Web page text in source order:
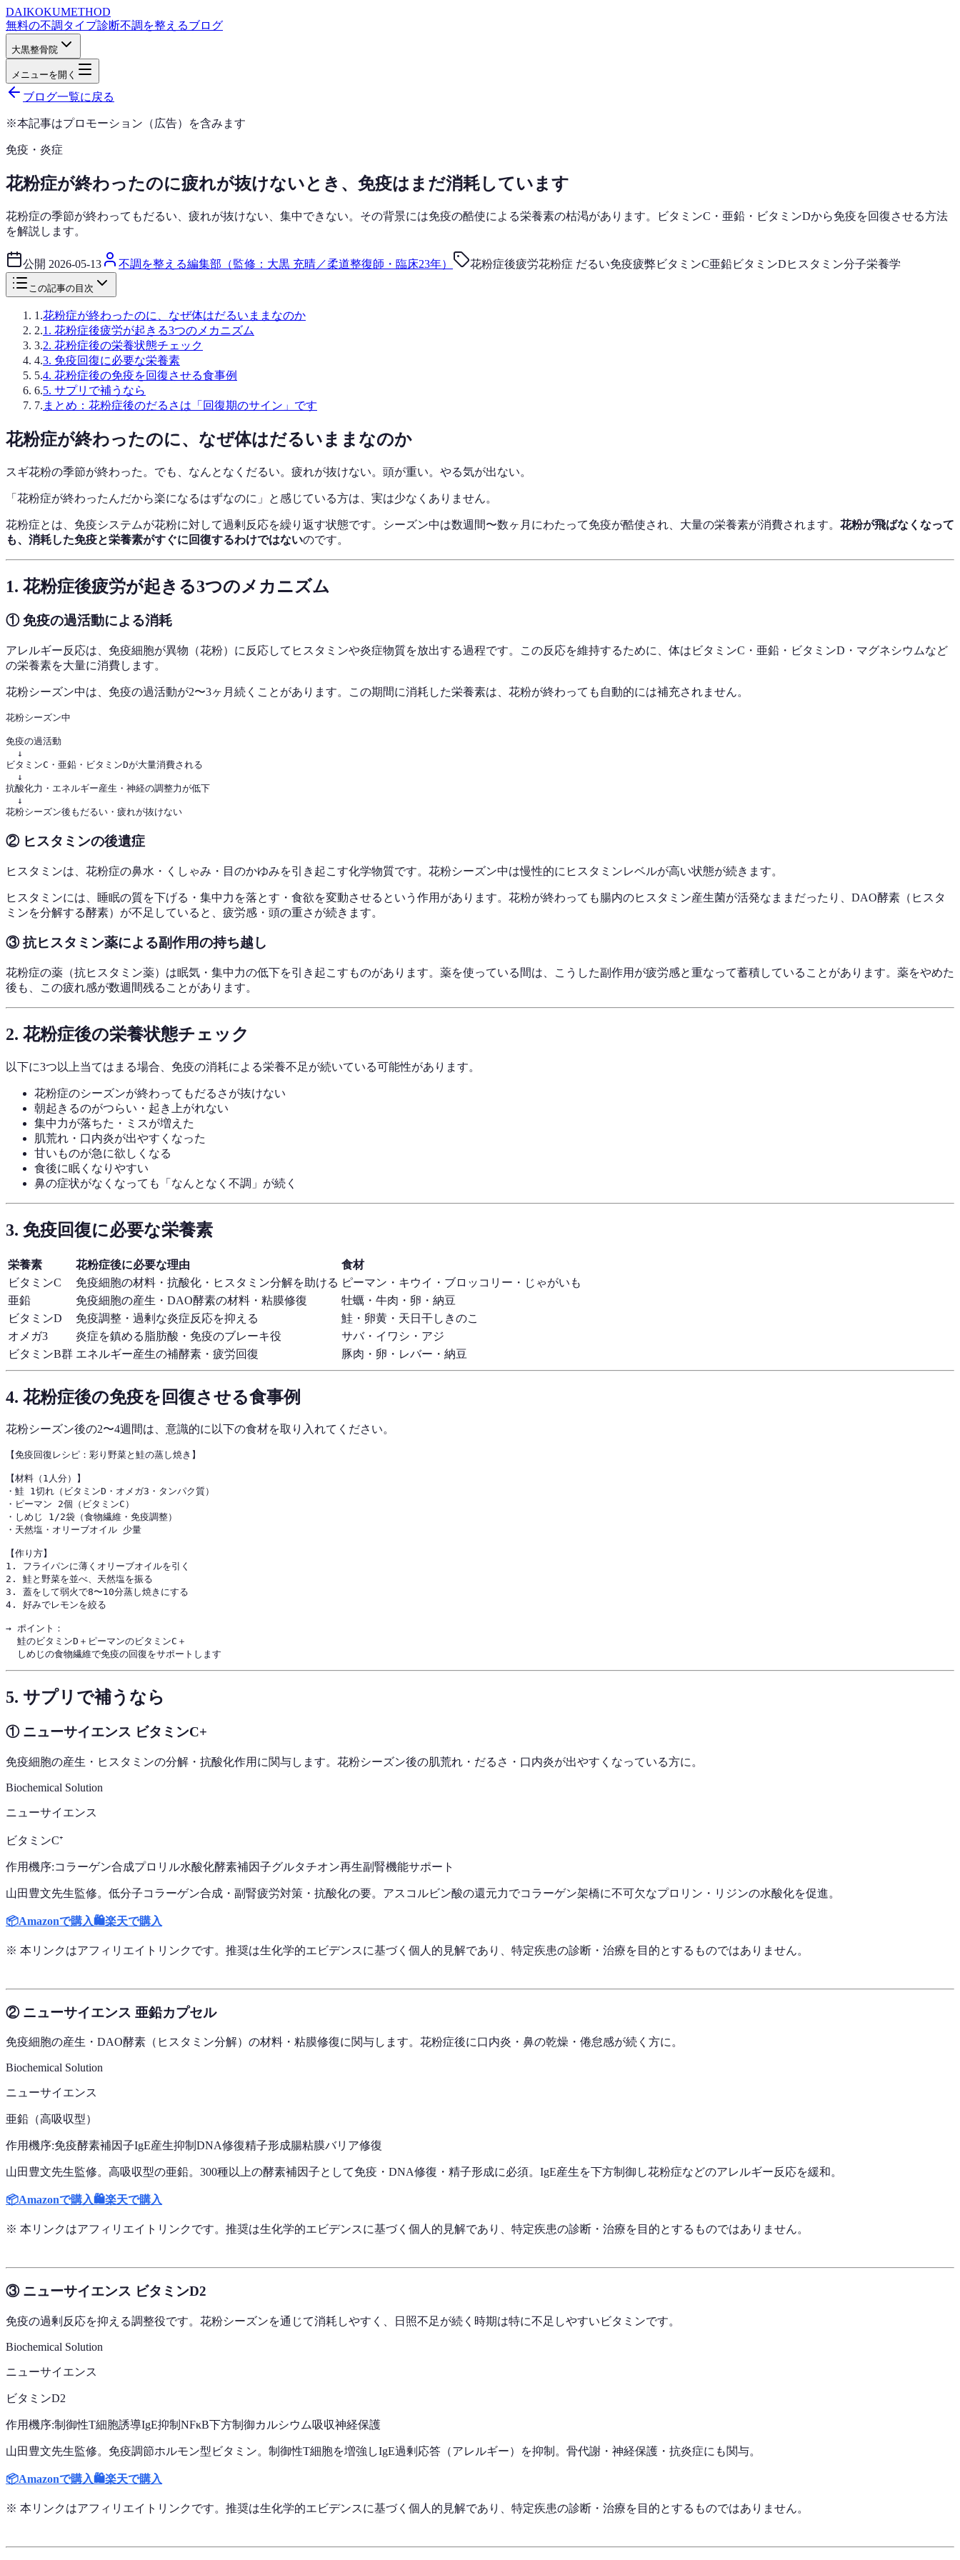
DAIKOKUMETHOD
無料の不調タイプ診断不調を整えるブログ
大黒整骨院
メニューを開く
ブログ一覧に戻る
※本記事はプロモーション（広告）を含みます
免疫・炎症
花粉症が終わったのに疲れが抜けないとき、免疫はまだ消耗しています
花粉症の季節が終わってもだるい、疲れが抜けない、集中できない。その背景には免疫の酷使による栄養素の枯渇があります。ビタミンC・亜鉛・ビタミンDから免疫を回復させる方法
を解説します。
公開 2026-05-13 不調を整える編集部（監修：大黒 充晴／柔道整復師・臨床23年） 花粉症後疲労花粉症 だるい免疫疲弊ビタミンC亜鉛ビタミンD ヒスタミン分子栄養学
この記事の目次
1 .花粉症が終わったのに、なぜ体はだるいままなのか
2.1. 花粉症後疲労が起きる3つのメカニズム
3.2. 花粉症後の栄養状態チェック
4.3. 免疫回復に必要な栄養素
5.4. 花粉症後の免疫を回復させる食事例
6.5. サプリで補うなら
7. まとめ：花粉症後のだるさは「回復期のサイン」です
花粉症が終わったのに、なぜ体はだるいままなのか
スギ花粉の季節が終わった。でも、なんとなくだるい。疲れが抜けない。頭が重い。やる気が出ない。
「花粉症が終わったんだから楽になるはずなのに」と感じている方は、実は少なくありません。
花粉症とは、免疫システムが花粉に対して過剰反応を繰り返す状態です。シーズン中は数週間〜数ヶ月にわたって免疫が酷使され、大量の栄養素が消費されます。 花粉が飛ばなくなって
も、消耗した免疫と栄養素がすぐに回復するわけではないのです。
1. 花粉症後疲労が起きる3つのメカニズム
① 免疫の過活動による消耗
アレルギー反応は、免疫細胞が異物（花粉）に反応してヒスタミンや炎症物質を放出する過程です。この反応を維持するために、体はビタミンC・亜鉛・ビタミンD・マグネシウムなど
の栄養素を大量に消費します。
花粉シーズン中は、免疫の過活動が2〜3ヶ月続くことがあります。この期間に消耗した栄養素は、花粉が終わっても自動的には補充されません。
花粉シーズン中
免疫の過活動
  ↓
ビタミンC・亜鉛・ビタミンDが大量消費される
  ↓
抗酸化力・エネルギー産生・神経の調整力が低下
  ↓
② ヒスタミンの後遺症
ヒスタミンは、花粉症の鼻水・くしゃみ・目のかゆみを引き起こす化学物質です。花粉シーズン中は慢性的にヒスタミンレベルが高い状態が続きます。
ヒスタミンには、睡眠の質を下げる・集中力を落とす・食欲を変動させるという作用があります。花粉が終わっても腸内のヒスタミン産生菌が活発なままだったり、DAO酵素（ヒスタ
ミンを分解する酵素）が不足していると、疲労感・頭の重さが続きます。
③ 抗ヒスタミン薬による副作用の持ち越し
花粉症の薬（抗ヒスタミン薬）は眠気・集中力の低下を引き起こすものがあります。薬を使っている間は、こうした副作用が疲労感と重なって蓄積していることがあります。薬をやめた
後も、この疲れ感が数週間残ることがあります。
2. 花粉症後の栄養状態チェック
以下に3つ以上当てはまる場合、免疫の消耗による栄養不足が続いている可能性があります。
花粉症のシーズンが終わってもだるさが抜けない
朝起きるのがつらい・起き上がれない
集中力が落ちた・ミスが増えた
肌荒れ・口内炎が出やすくなった
甘いものが急に欲しくなる
食後に眠くなりやすい
鼻の症状がなくなっても「なんとなく不調」が続く
3. 免疫回復に必要な栄養素
栄養素 花粉症後に必要な理由
食材
ビタミンC
免疫細胞の材料・抗酸化・ヒスタミン分解を助ける ピーマン・キウイ・ブロッコリー・じゃがいも
亜鉛
免疫細胞の産生・DAO酵素の材料・粘膜修復
牡蠣・牛肉・卵・納豆
ビタミンD
免疫調整・過剰な炎症反応を抑える
鮭・卵黄・天日干しきのこ
オメガ3
炎症を鎮める脂肪酸・免疫のブレーキ役
サバ・イワシ・アジ
ビタミンB群 エネルギー産生の補酵素・疲労回復 豚肉・卵・レバー・納豆
4. 花粉症後の免疫を回復させる食事例
花粉シーズン後の2〜4週間は、意識的に以下の食材を取り入れてください。
【免疫回復レシピ：彩り野菜と鮭の蒸し焼き】
【材料（1人分）】
・鮭 1切れ（ビタミンD・オメガ3・タンパク質）
・ピーマン 2個（ビタミンC）
・しめじ 1/2袋（食物繊維・免疫調整）
・天然塩・オリーブオイル 少量
【作り方】
1. フライパンに薄くオリーブオイルを引く
2. 鮭と野菜を並べ、天然塩を振る
3. 蓋をして弱火で8〜10分蒸し焼きにする
4. 好みでレモンを絞る
→ ポイント：
  鮭のビタミンD＋ピーマンのビタミンC＋
5. サプリで補うなら
① ニューサイエンス ビタミンC+
免疫細胞の産生・ヒスタミンの分解・抗酸化作用に関与します。花粉シーズン後の肌荒れ・だるさ・口内炎が出やすくなっている方に。
Biochemical Solution
ニューサイエンス
ビタミンC⁺
作用機序:コラーゲン合成プロリル水酸化酵素補因子グルタチオン再生副腎機能サポート
山田豊文先生監修。低分子コラーゲン合成・副腎疲労対策・抗酸化の要。アスコルビン酸の還元力でコラーゲン架橋に不可欠なプロリン・リジンの水酸化を促進。
📦Amazonで購入🛍️楽天で購入
※ 本リンクはアフィリエイトリンクです。推奨は生化学的エビデンスに基づく個人的見解であり、特定疾患の診断・治療を目的とするものではありません。
② ニューサイエンス 亜鉛カプセル
免疫細胞の産生・DAO酵素（ヒスタミン分解）の材料・粘膜修復に関与します。花粉症後に口内炎・鼻の乾燥・倦怠感が続く方に。
Biochemical Solution
ニューサイエンス
亜鉛（高吸収型）
作用機序:免疫酵素補因子IgE産生抑制 DNA修復精子形成腸粘膜バリア修復
山田豊文先生監修。高吸収型の亜鉛。300種以上の酵素補因子として免疫・DNA修復・精子形成に必須。IgE産生を下方制御し花粉症などのアレルギー反応を緩和。
📦Amazonで購入🛍️楽天で購入
※ 本リンクはアフィリエイトリンクです。推奨は生化学的エビデンスに基づく個人的見解であり、特定疾患の診断・治療を目的とするものではありません。
③ ニューサイエンス ビタミンD2
免疫の過剰反応を抑える調整役です。花粉シーズンを通じて消耗しやすく、日照不足が続く時期は特に不足しやすいビタミンです。
Biochemical Solution
ニューサイエンス
ビタミンD2
作用機序:制御性T細胞誘導IgE抑制 NFκB下方制御カルシウム吸収神経保護
山田豊文先生監修。免疫調節ホルモン型ビタミン。制御性T細胞を増強しIgE過剰応答（アレルギー）を抑制。骨代謝・神経保護・抗炎症にも関与。
📦Amazonで購入🛍️楽天で購入
※ 本リンクはアフィリエイトリンクです。推奨は生化学的エビデンスに基づく個人的見解であり、特定疾患の診断・治療を目的とするものではありません。